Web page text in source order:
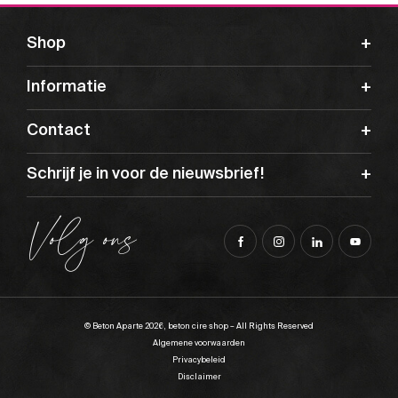
Shop
Informatie
Contact
Schrijf je in voor de nieuwsbrief!
Volg ons
© Beton Aparte 2026, beton cire shop – All Rights Reserved
Algemene voorwaarden
Privacybeleid
Disclaimer